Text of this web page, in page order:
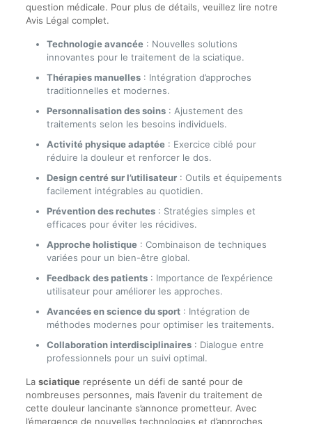
question médicale. Pour plus de détails, veuillez lire notre
Avis Légal complet.
Technologie avancée: Nouvelles solutions
innovantes pour le traitement de la sciatique.
Thérapies manuelles: Intégration d’approches
traditionnelles et modernes.
Personnalisation des soins: Ajustement des
traitements selon les besoins individuels.
Activité physique adaptée: Exercice ciblé pour
réduire la douleur et renforcer le dos.
Design centré sur l’utilisateur: Outils et équipements
facilement intégrables au quotidien.
Prévention des rechutes: Stratégies simples et
efficaces pour éviter les récidives.
Approche holistique: Combinaison de techniques
variées pour un bien-être global.
Feedback des patients: Importance de l’expérience
utilisateur pour améliorer les approches.
Avancées en science du sport: Intégration de
méthodes modernes pour optimiser les traitements.
Collaboration interdisciplinaires: Dialogue entre
professionnels pour un suivi optimal.
La sciatiquereprésente un défi de santé pour de
nombreuses personnes, mais l’avenir du traitement de
cette douleur lancinante s’annonce prometteur. Avec
l’émergence de nouvelles technologies et d’approches